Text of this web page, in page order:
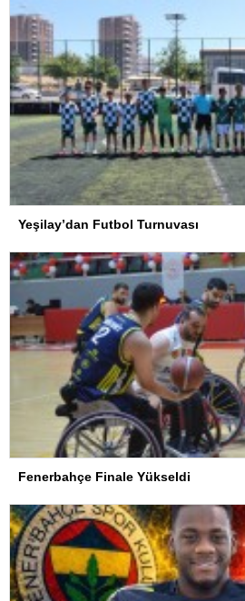
Yeşilay’dan Futbol Turnuvası
Fenerbahçe Finale Yükseldi